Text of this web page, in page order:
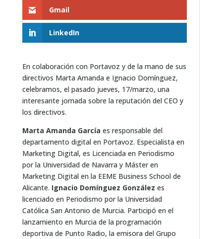
Gmail
LinkedIn
En colaboración con Portavoz y de la mano de sus
directivos Marta Amanda e Ignacio Domínguez,
celebramos, el pasado jueves, 17/marzo, una
interesante jornada sobre la reputación del CEO y
los directivos.
Marta Amanda García es responsable del
departamento digital en Portavoz. Especialista en
Marketing Digital, es Licenciada en Periodismo
por la Universidad de Navarra y Máster en
Marketing Digital en la EEME Business School de
Alicante. Ignacio Domínguez González es
licenciado en Periodismo por la Universidad
Católica San Antonio de Murcia. Participó en el
lanzamiento en Murcia de la programación
deportiva de Punto Radio, la emisora del Grupo